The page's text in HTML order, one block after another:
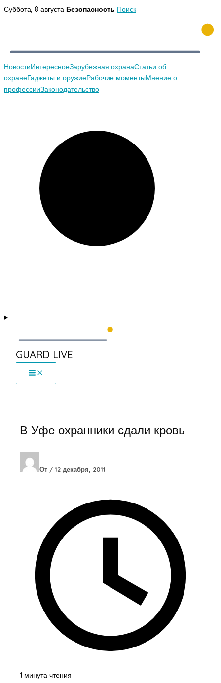
Перейти
Суббота, 8 августа Безопасность Поиск
НовостиИнтересноеЗарубежная охранаСтатьи об
охранеГаджеты и оружиеРабочие моментыМнение о
профессииЗаконодательство
GUARD LIVE
В Уфе охранники сдали кровь
От / 12 декабря, 2011
1 минута чтения